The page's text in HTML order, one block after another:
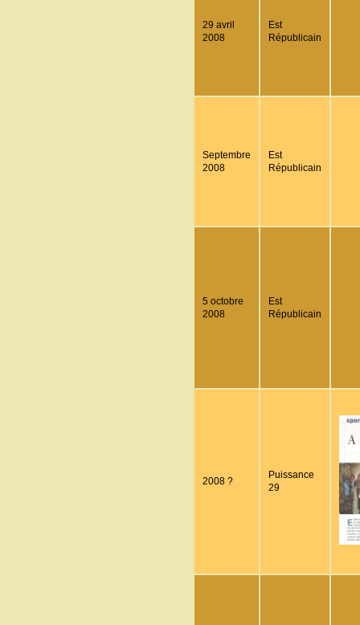
29 avril
2008
Est
Républicain
Septembre
2008
Est
Républicain
5 octobre
2008
Est
Républicain
2008 ?
Puissance
29